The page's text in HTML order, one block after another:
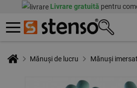
Livrare gratuită pentru
Mănuși de lucru Mănuși